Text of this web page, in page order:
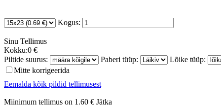
Kogus:
Sinu Tellimus
Kokku:0 €
Piltide suurus:
Paberi tüüp:
Lõike tüüp:
Mitte korrigeerida
Eemalda kõik pildid tellimusest
Miinimum tellimus on 1.60 € Jätka